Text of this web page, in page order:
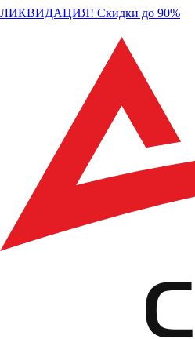
ЛИКВИДАЦИЯ! Скидки до 90%